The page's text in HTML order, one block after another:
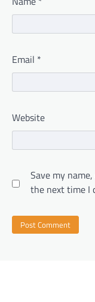
Email *
Website
Save my
the next time I